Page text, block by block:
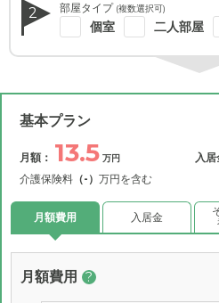
2 部屋タイプ (複数選択可)
個室 二人部屋
基本プラン
月額： 13.5 万円
介護保険料 （-） 万円を含む
入居
月額費用 入居金
月額費用 ?